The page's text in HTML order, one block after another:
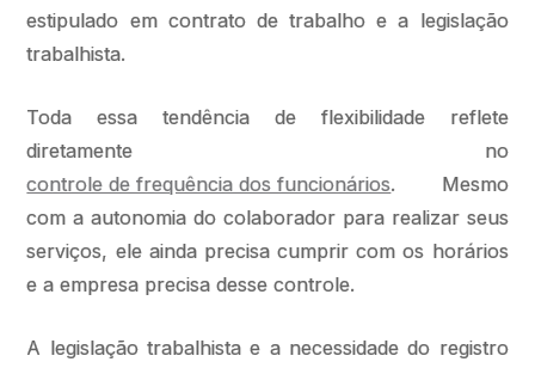
estipulado em contrato de trabalho e a legislação
trabalhista.
Toda essa tendência de flexibilidade reflete
diretamente no
controle de frequência dos funcionários. Mesmo
com a autonomia do colaborador para realizar seus
serviços, ele ainda precisa cumprir com os horários
e a empresa precisa desse controle.
A legislação trabalhista e a necessidade do registro